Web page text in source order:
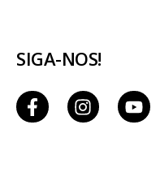
SIGA-NOS!